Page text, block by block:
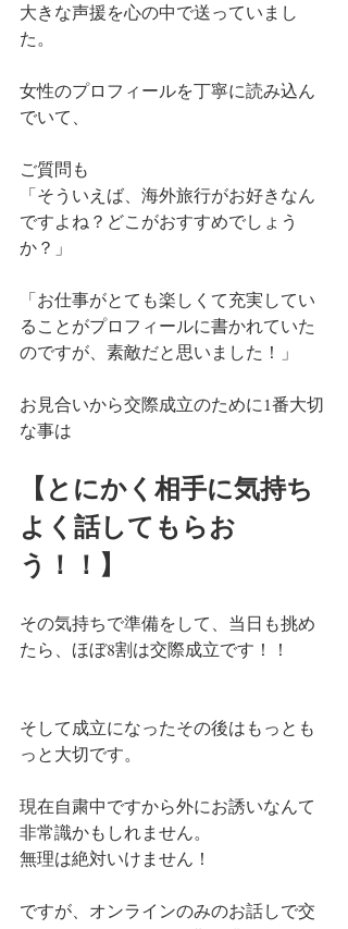
大きな声援を心の中で送っていまし
た。
女性のプロフィールを丁寧に読み込ん
でいて、
ご質問も
「そういえば、海外旅行がお好きなん
ですよね？どこがおすすめでしょう
か？」
「お仕事がとても楽しくて充実してい
ることがプロフィールに書かれていた
のですが、素敵だと思いました！」
お見合いから交際成立のために1番大切
な事は
【とにかく相手に気持ち
よく話してもらお
う！！】
その気持ちで準備をして、当日も挑め
たら、ほぼ8割は交際成立です！！
そして成立になったその後はもっとも
っと大切です。
現在自粛中ですから外にお誘いなんて
非常識かもしれません。
無理は絶対いけません！
ですが、オンラインのみのお話しで交